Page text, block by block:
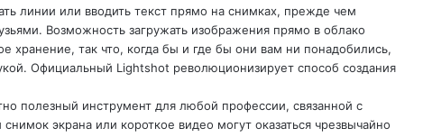
линии или вводить текст прямо на снимках, прежде чем
Возможность загружать изображения прямо в облако
хранение, так что, когда бы и где бы они вам ни понадобились,
Официальный Lightshot революционизирует способ создания
полезный инструмент для любой профессии, связанной с
экрана или короткое видео могут оказаться чрезвычайно